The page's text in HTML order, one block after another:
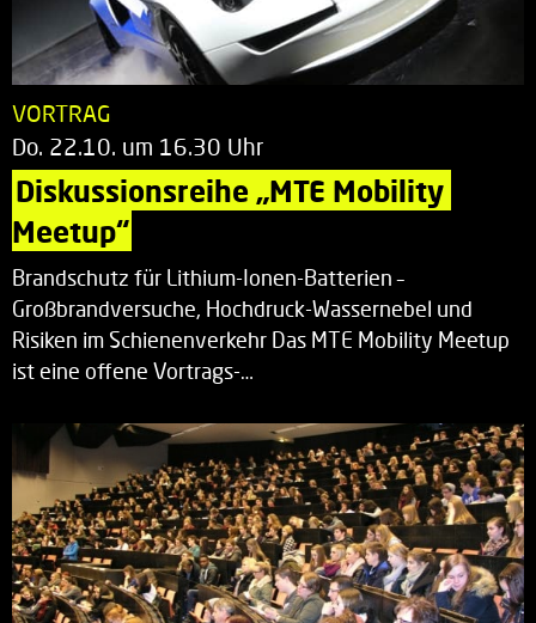
VORTRAG
Do. 22.10. um 16.30 Uhr
Diskussionsreihe „MTE Mobility
Meetup“
Brandschutz für Lithium-Ionen-Batterien –
Großbrandversuche, Hochdruck-Wassernebel und
Risiken im Schienenverkehr Das MTE Mobility Meetup
ist eine offene Vortrags-…